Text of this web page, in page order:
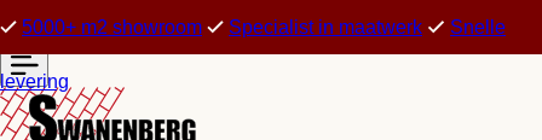
5000+ m2 showroom Specialist in maatwerk Snelle
levering